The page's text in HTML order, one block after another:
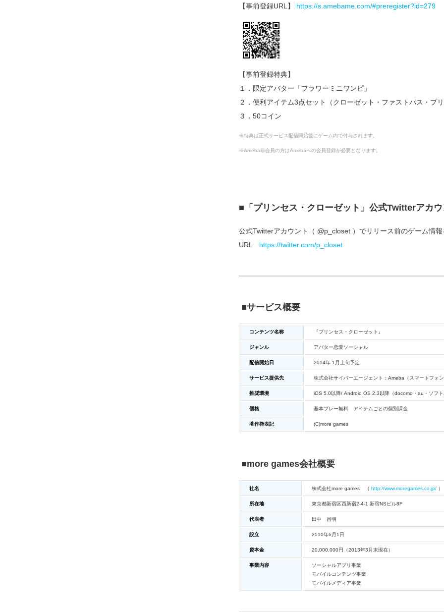
【事前登録URL】 https://s.amebame.com/#preregister?id=279
【事前登録特典】
１．限定アバター「フラワーミニワンピ」
２．便利アイテム3点セット（クローゼット・ファストパス・プリ
３．50コイン
※特典は正式サービス配信開始後にゲーム内で付与されます。
※Ameba非会員の方はAmebaへの会員登録が必要となります。
■「プリンセス・クローゼット」公式Twitterアカウ
公式Twitterアカウント（ @p_closet ）でリリース前のゲーム情報
URL https://twitter.com/p_closet
■サービス概要
コンテンツ名称 『プリンセス・クローゼット』
ジャンル アバター恋愛ソーシャル
配信開始日 2014年 1月上旬予定
サービス提供先 株式会社サイバーエージェント：Ameba（スマートフォン
推奨環境 iOS 5.0以降/ Android OS 2.3以降（docomo・au・ソフト
価格 基本プレー無料 アイテムごとの個別課金
著作権表記 (C)more games
■more games会社概要
社名 株式会社more games （ http://www.moregames.co.jp/ ）
所在地 東京都新宿区西新宿2-4-1 新宿NSビル8F
代表者 田中 昌明
設立 2010年6月1日
資本金 20,000,000円（2013年3月末現在）
事業内容
ソーシャルアプリ事業
モバイルコンテンツ事業
モバイルメディア事業